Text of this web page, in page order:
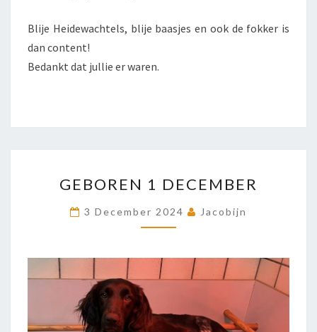
Blije Heidewachtels, blije baasjes en ook de fokker is
dan content!
Bedankt dat jullie er waren.
1
DECEMBER
GEBOREN 1 DECEMBER
3 December 2024 Jacobijn